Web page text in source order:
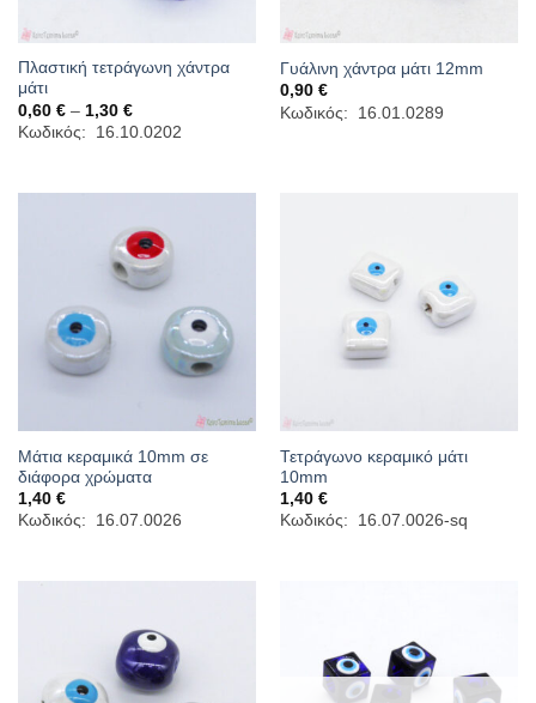
Πλαστική τετράγωνη χάντρα
μάτι
0,60 € – 1,30 €Price
range:
0,60 €
Κωδικός: 16.10.0202
Γυάλινη χάντρα μάτι 12mm
0,90 €
Κωδικός: 16.01.0289
Μάτια κεραμικά 10mm σε
διάφορα χρώματα
1,40 €
Κωδικός: 16.07.0026
Τετράγωνο κεραμικό μάτι
10mm
1,40 €
Κωδικός: 16.07.0026-sq